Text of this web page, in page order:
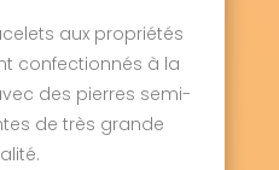
aux propriétés
confectionnés à la
des pierres semi-
de très grande